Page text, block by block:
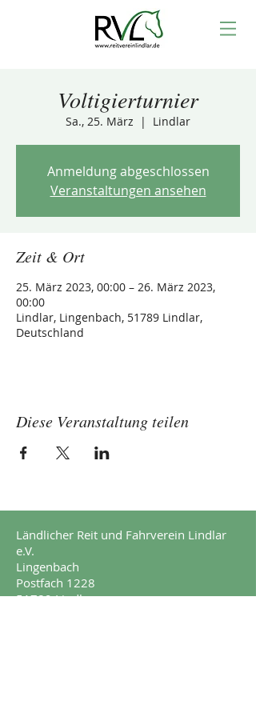
Voltigierturnier
Sa., 25. März
  |
Lindlar
Anmeldung abgeschlossen
Veranstaltungen ansehen
Zeit & Ort
25. März 2023, 00:00 – 26. März 2023,
00:00
Lindlar, Lingenbach, 51789 Lindlar,
Deutschland
Diese Veranstaltung teilen
Ländlicher Reit und Fahrverein Lindlar
e.V.
Lingenbach
Postfach 1228
51789 Lindlar